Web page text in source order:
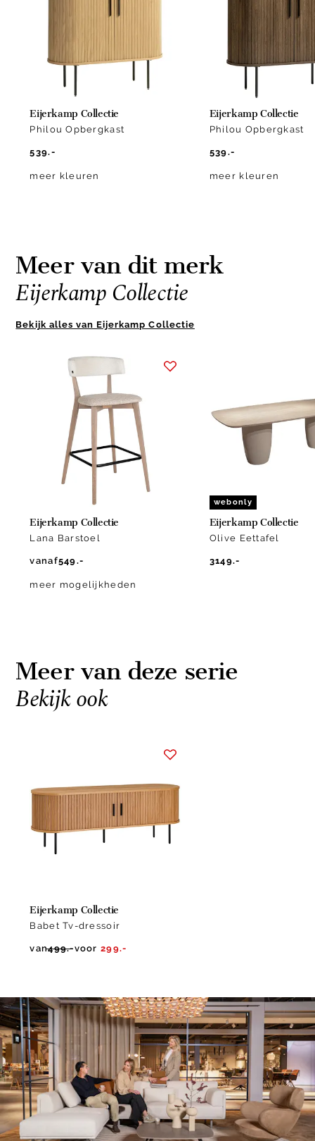
Eijerkamp Collectie
Philou Opbergkast
539.-
meer kleuren
Eijerkamp Collectie
Philou Opbergkast
539.-
meer kleuren
Meer van dit merk
Eijerkamp Collectie
Bekijk alles van Eijerkamp Collectie
Eijerkamp Collectie
Lana Barstoel
vanaf549.-
meer mogelijkheden
webonly
Eijerkamp Collectie
Olive Eettafel
3149.-
Meer van deze serie
Bekijk ook
Eijerkamp Collectie
Babet Tv-dressoir
van499.-voor 299.-